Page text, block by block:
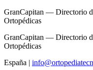
GranCapitan — Directorio
Ortopédicas
GranCapitan — Directorio
Ortopédicas
España |